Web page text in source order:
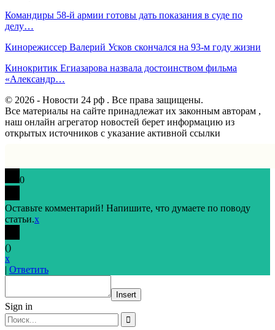
Командиры 58-й армии готовы дать показания в суде по
делу…
Кинорежиссер Валерий Усков скончался на 93-м году жизни
Кинокритик Егиазарова назвала достоинством фильма
«Александр…
© 2026 - Новости 24 рф . Все права защищены.
Все материалы на сайте принадлежат их законным авторам ,
наш онлайн агрегатор новостей берет информацию из
открытых источников с указание активной ссылки
0
Оставьте комментарий! Напишите, что думаете по поводу
статьи.x
()
x
| Ответить
Insert
Sign in